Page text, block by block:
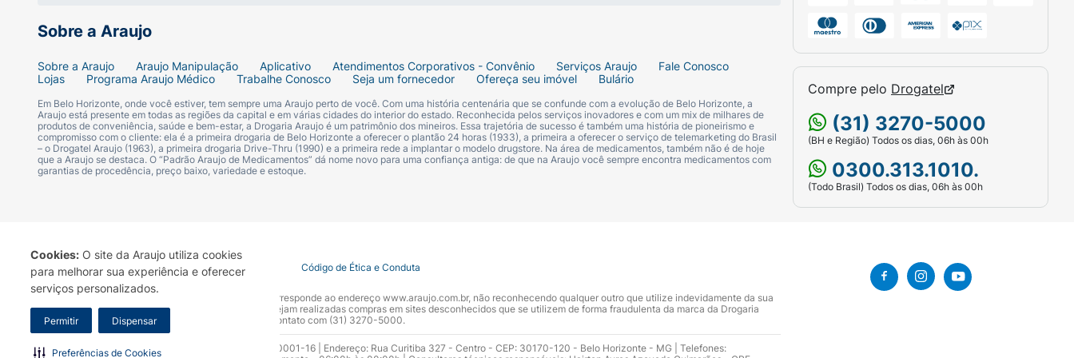
Cookies: O site da Araujo utiliza cookies
para melhorar sua experiência e oferecer
serviços personalizados.
Permitir Dispensar
Preferências de Cookies
Porcentagens de valores diários calculadas com base em uma dieta de 2.000 kcal. Seus valores diários podem variar conforme suas
necessidades energéticas.
Atenção para alérgicos:
o produto contém glúten (farinha e amido de trigo), leite e derivados (leite desnatado em pó, leite em pó, soro de leite,
gordura anidra de leite, manteiga de cacau) e avelãs. Verifique sempre o rótulo da embalagem, pois as informações podem ser atualizadas pelo
fabricante.
Como conservar o Kinder Bueno White após a compra?
Para preservar a crocância do wafer, a cremosidade do recheio e o sabor do chocolate branco, guarde o Kinder Bueno White emlocal fresco,
Não é necessário refrigerar.
O armazenamento na geladeira pode causar condensação e comprometer a textura da cobertura de chocolate
branco, além de favorecer o surgimento do "fat bloom", que é o aparecimento de uma camada esbranquiçada na superfície do chocolate, sem
afetar o sabor. Após abrir a embalagem, consuma preferencialmente em seguida para aproveitar o produto no melhor estado.
Como comprar o Kinder Bueno White na Araujo?
Sobre a Araujo
Sobre a Araujo Araujo Manipulação Aplicativo Atendimentos Corporativos - Convênio Serviços Araujo
Fale Conosco
Lojas
Programa Araujo Médico Trabalhe Conosco Seja um fornecedor Ofereça seu imóvel Bulário
Em Belo Horizonte, onde você estiver, tem sempre uma Araujo perto de você. Com uma história centenária que se confunde com a evolução de Belo Horizonte, a
Araujo está presente em todas as regiões da capital e em várias cidades do interior do estado. Reconhecida pelos serviços inovadores e com um mix de milhares de
produtos de conveniência, saúde e bem-estar, a Drogaria Araujo é um patrimônio dos mineiros. Essa trajetória de sucesso é também uma história de pioneirismo e
compromisso com o cliente: ela é a primeira drogaria de Belo Horizonte a oferecer o plantão 24 horas (1933), a primeira a oferecer o serviço de telemarketing do Brasil
– o Drogatel Araujo (1963), a primeira drogaria Drive-Thru (1990) e a primeira rede a implantar o modelo drugstore. Na área de medicamentos, também não é de hoje
que a Araujo se destaca. O “Padrão Araujo de Medicamentos” dá nome novo para uma confiança antiga: de que na Araujo você sempre encontra medicamentos com
garantias de procedência, preço baixo, variedade e estoque.
Compre pelo Drogatel
(31) 3270-5000
(BH e Região) Todos os dias, 06h às 00h
0300.313.1010.
(Todo Brasil) Todos os dias, 06h às 00h
Termo de Uso Portal da Privacidade Covid-19 Código de Ética e Conduta
A Drogaria Araujo S/A informa que o seu site oficial corresponde ao endereço www.araujo.com.br, não reconhecendo qualquer outro que utilize indevidamente da sua
marca. Para sua segurança recomendamos que não sejam realizadas compras em sites desconhecidos que se utilizem de forma fraudulenta da marca da Drogaria
Araujo S.A. Em caso de dúvidas, gentileza entrar em contato com (31) 3270-5000.
Razão Social: Drogaria Araujo S.A | CNPJ: 17.256.512.0001-16 | Endereço: Rua Curitiba 327 - Centro - CEP: 30170-120 - Belo Horizonte - MG | Telefones: